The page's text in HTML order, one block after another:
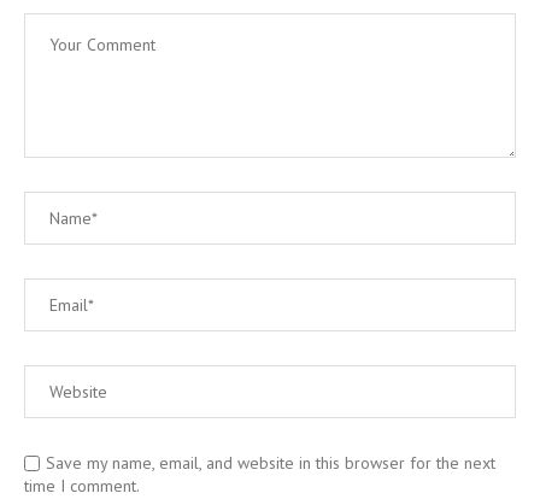
Save my name, email, and website in this browser for the next
time I comment.